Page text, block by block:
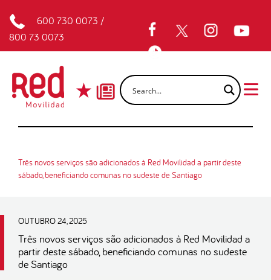
600 730 0073 /
800 73 0073
Três novos serviços são adicionados à Red Movilidad a partir deste
sábado, beneficiando comunas no sudeste de Santiago
OUTUBRO 24, 2025
Três novos serviços são adicionados à Red Movilidad a
partir deste sábado, beneficiando comunas no sudeste
de Santiago